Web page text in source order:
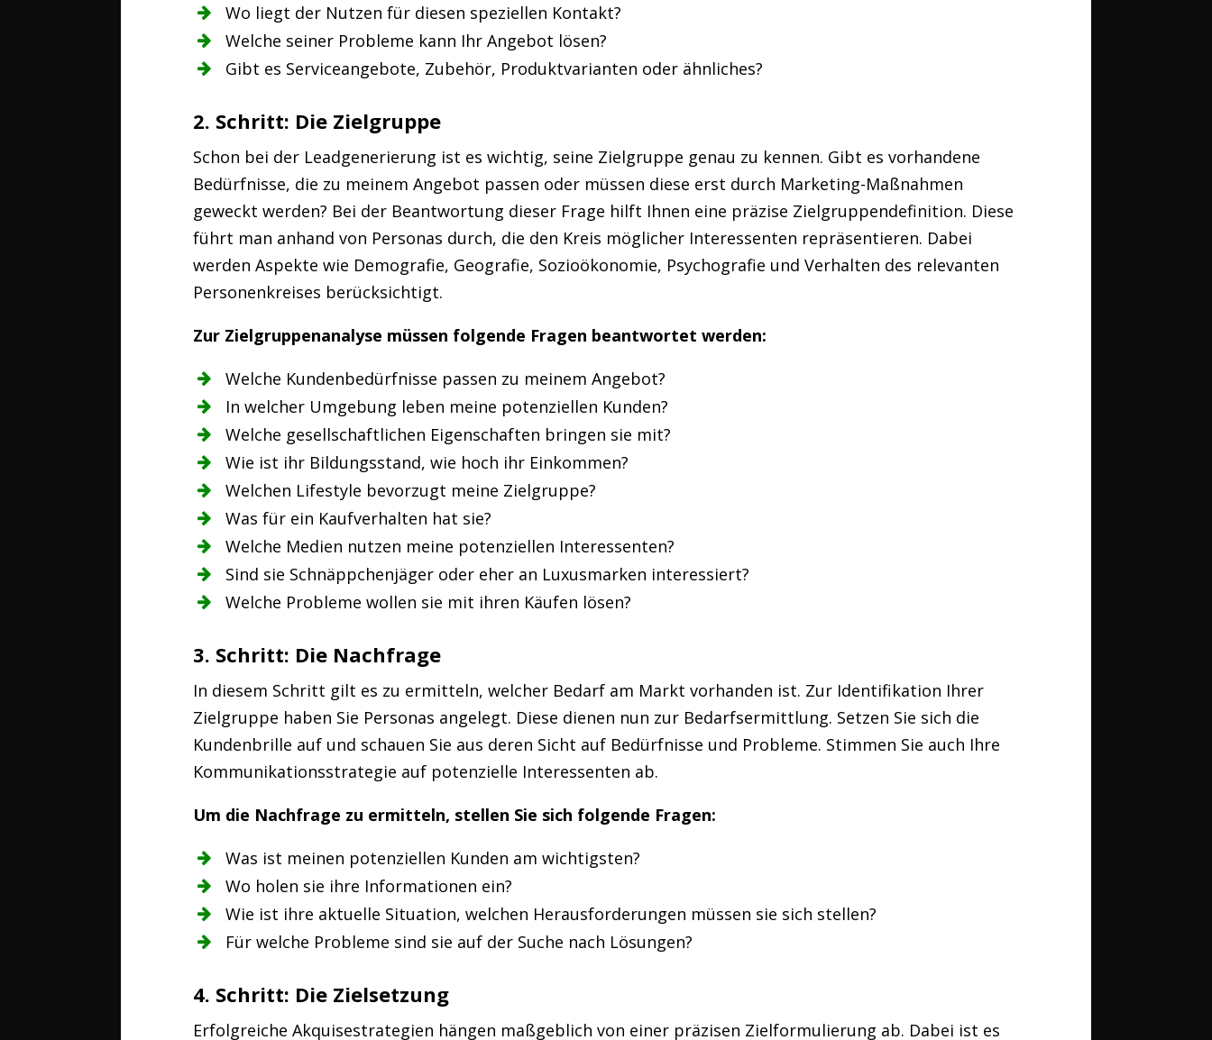
Wo liegt der Nutzen für diesen speziellen Kontakt?
Welche seiner Probleme kann Ihr Angebot lösen?
Gibt es Serviceangebote, Zubehör, Produktvarianten oder ähnliches?
2. Schritt: Die Zielgruppe
Schon bei der Leadgenerierung ist es wichtig, seine Zielgruppe genau zu kennen. Gibt es vorhandene
Bedürfnisse, die zu meinem Angebot passen oder müssen diese erst durch Marketing-Maßnahmen
geweckt werden? Bei der Beantwortung dieser Frage hilft Ihnen eine präzise Zielgruppendefinition. Diese
führt man anhand von Personas durch, die den Kreis möglicher Interessenten repräsentieren. Dabei
werden Aspekte wie Demografie, Geografie, Sozioökonomie, Psychografie und Verhalten des relevanten
Personenkreises berücksichtigt.
Zur Zielgruppenanalyse müssen folgende Fragen beantwortet werden:
Welche Kundenbedürfnisse passen zu meinem Angebot?
In welcher Umgebung leben meine potenziellen Kunden?
Welche gesellschaftlichen Eigenschaften bringen sie mit?
Wie ist ihr Bildungsstand, wie hoch ihr Einkommen?
Welchen Lifestyle bevorzugt meine Zielgruppe?
Was für ein Kaufverhalten hat sie?
Welche Medien nutzen meine potenziellen Interessenten?
Sind sie Schnäppchenjäger oder eher an Luxusmarken interessiert?
Welche Probleme wollen sie mit ihren Käufen lösen?
3. Schritt: Die Nachfrage
In diesem Schritt gilt es zu ermitteln, welcher Bedarf am Markt vorhanden ist. Zur Identifikation Ihrer
Zielgruppe haben Sie Personas angelegt. Diese dienen nun zur Bedarfsermittlung. Setzen Sie sich die
Kundenbrille auf und schauen Sie aus deren Sicht auf Bedürfnisse und Probleme. Stimmen Sie auch Ihre
Kommunikationsstrategie auf potenzielle Interessenten ab.
Um die Nachfrage zu ermitteln, stellen Sie sich folgende Fragen:
Was ist meinen potenziellen Kunden am wichtigsten?
Wo holen sie ihre Informationen ein?
Wie ist ihre aktuelle Situation, welchen Herausforderungen müssen sie sich stellen?
Für welche Probleme sind sie auf der Suche nach Lösungen?
4. Schritt: Die Zielsetzung
Erfolgreiche Akquisestrategien hängen maßgeblich von einer präzisen Zielformulierung ab. Dabei ist es